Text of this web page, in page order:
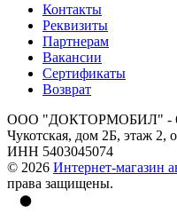
Контакты
Реквизиты
Партнерам
Вакансии
Сертификаты
Возврат
ООО "ДОКТОРМОБИЛ" -
Чукотская, дом 2Б, этаж 2,
ИНН 5403045074
© 2026 Интернет-магазин
права защищены.